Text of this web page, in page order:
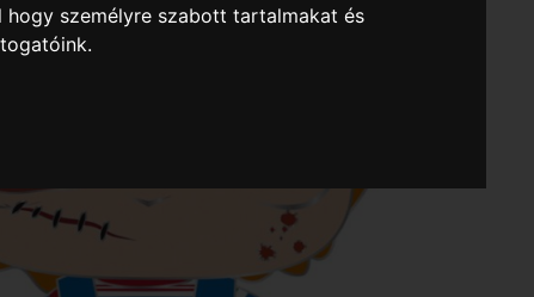
személyre szabott tartalmakat és